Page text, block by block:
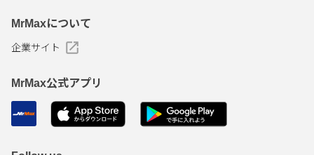
MrMaxについて
企業サイト
MrMax公式アプリ